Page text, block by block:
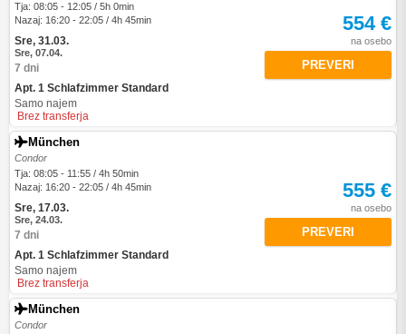
Tja: 08:05 - 12:05 / 5h 0min
Nazaj: 16:20 - 22:05 / 4h 45min
Sre, 31.03.
Sre, 07.04.
7 dni
Apt. 1 Schlafzimmer Standard
Samo najem
Brez transferja
554 €
na osebo
PREVERI
München
Condor
Tja: 08:05 - 11:55 / 4h 50min
Nazaj: 16:20 - 22:05 / 4h 45min
Sre, 17.03.
Sre, 24.03.
7 dni
Apt. 1 Schlafzimmer Standard
Samo najem
Brez transferja
555 €
na osebo
PREVERI
München
Condor